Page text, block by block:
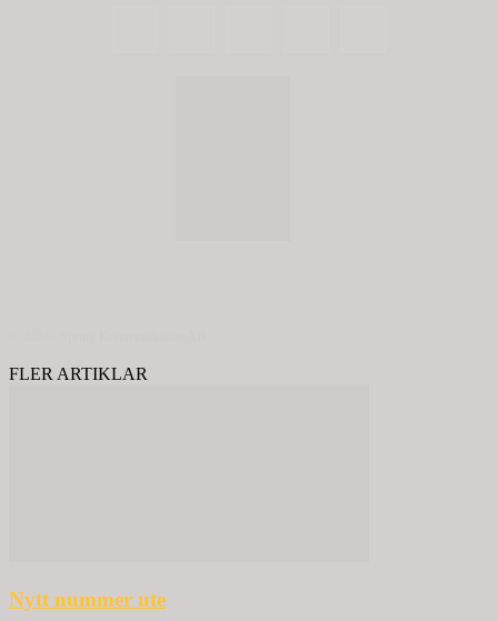
FLER ARTIKLAR
Nytt nummer ute